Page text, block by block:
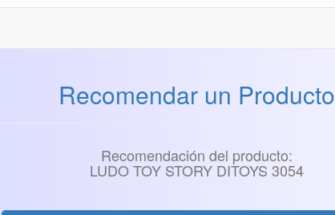
Recomendar un Producto
Recomendación del producto:
LUDO TOY STORY DITOYS 3054